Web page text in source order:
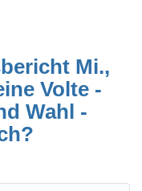
Mi.,
Volte -
Wahl -